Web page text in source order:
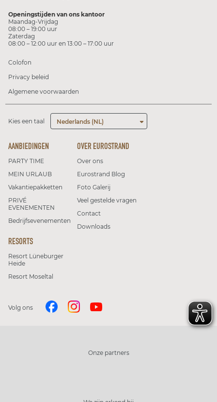
Openingstijden van ons kantoor
Maandag-Vrijdag
08:00 – 19:00 uur
Zaterdag
08:00 – 12:00 uur en 13:00 – 17:00 uur
Colofon
Privacy beleid
Algemene voorwaarden
Kies een taal Nederlands (NL)
AANBIEDINGEN
PARTY TIME
MEIN URLAUB
Vakantiepakketten
PRIVÉ
EVENEMENTEN
Bedrijfsevenementen
RESORTS
Resort Lüneburger
Heide
Resort Moseltal
OVER EUROSTRAND
Over ons
Eurostrand Blog
Foto Galerij
Veel gestelde vragen
Contact
Downloads
Volg ons
Onze partners